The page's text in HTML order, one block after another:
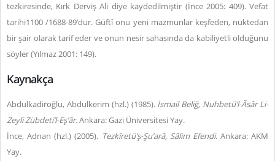
tezkiresinde, Kırk Derviş Ali diye kaydedilmiştir (İnce 2005: 409). Vefat
tarihi1100 /1688-89’dur. Güftî onu yeni mazmunlar keşfeden, nüktedan
bir şair olarak tarif eder ve onun nesir sahasında da kabiliyetli olduğunu
söyler (Yılmaz 2001: 149).
Kaynakça
Abdulkadiroğlu, Abdulkerim (hzl.) (1985). İsmail Beliğ, Nuhbetü’l-Âsâr Li-
Zeyli Zübdeti’l-Eş’âr.Ankara: Gazi Üniversitesi Yay.
İnce, Adnan (hzl.) (2005). Tezkîretü’ş-Şu’arâ, Sâlim Efendi. Ankara: AKM
Yay.